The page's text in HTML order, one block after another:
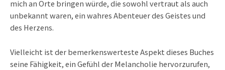
mich an Orte bringen würde, die sowohl vertraut als auch
unbekannt waren, ein wahres Abenteuer des Geistes und
des Herzens.
Vielleicht ist der bemerkenswerteste Aspekt dieses Buches
seine Fähigkeit, ein Gefühl der Melancholie hervorzurufen,